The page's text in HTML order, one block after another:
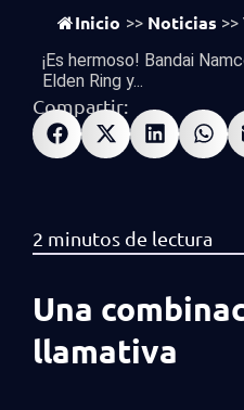
Inicio >> Noticias >>
¡Es hermoso! Bandai
Elden Ring y...
Compartir:
Una
llamativa